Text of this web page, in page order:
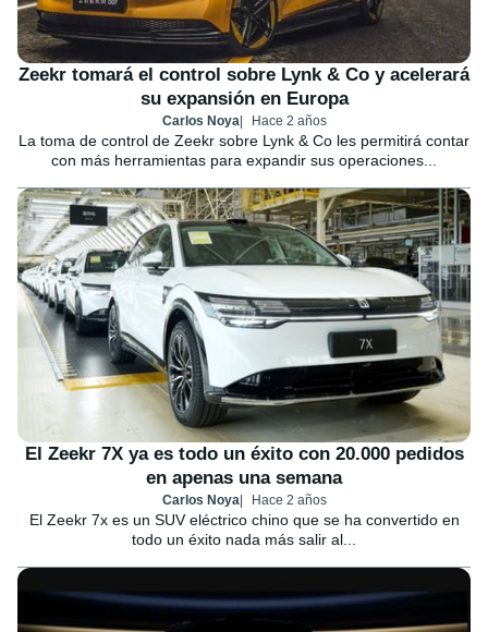
Zeekr tomará el control sobre Lynk & Co y acelerará
su expansión en Europa
Carlos Noya Hace 2 años
La toma de control de Zeekr sobre Lynk & Co les permitirá contar
con más herramientas para expandir sus operaciones...
El Zeekr 7X ya es todo un éxito con 20.000 pedidos
en apenas una semana
Carlos Noya Hace 2 años
El Zeekr 7x es un SUV eléctrico chino que se ha convertido en
todo un éxito nada más salir al...